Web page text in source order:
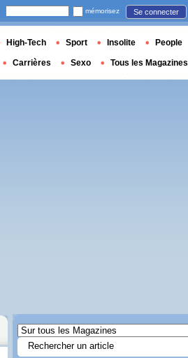
mémorisez Se connecter
High-Tech Sport Insolite People
Carrières Sexo Tous les Magazines